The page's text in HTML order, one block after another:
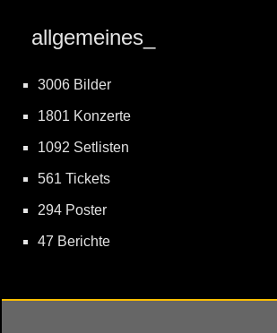
allgemeines_
3006 Bilder
1801 Konzerte
1092 Setlisten
561 Tickets
294 Poster
47 Berichte